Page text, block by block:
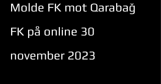
Molde FK mot Qarabağ
FK på online 30
november 2023